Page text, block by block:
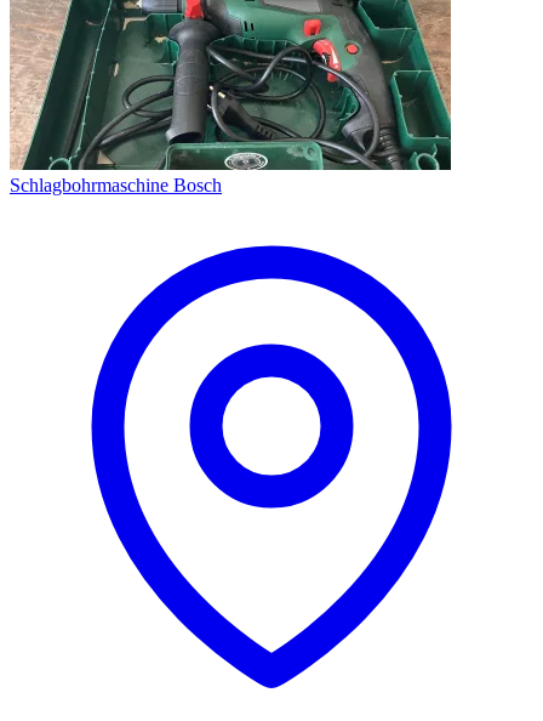
Schlagbohrmaschine Bosch